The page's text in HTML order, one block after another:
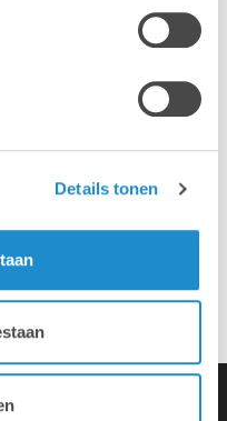
Details tonen
toestellen